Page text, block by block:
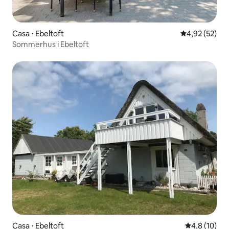
Casa ⋅ Ebeltoft 4,92 de uma
4,92 (52)
Sommerhus i Ebeltoft
Casa ⋅ Ebeltoft 4,8 de uma
4,8 (10)